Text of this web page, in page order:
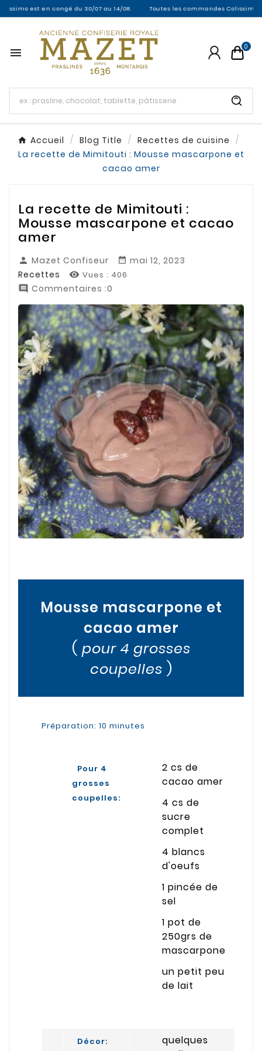
est en congé du 30/07 au 14/08. Toutes les commandes Colissimo entre
 0
Accueil Blog Title
Recettes de cuisine
La recette de Mimitouti : Mousse mascarpone et
cacao amer
La recette de Mimitouti :
Mousse mascarpone et cacao
amer
 Mazet Confiseur  mai 12, 2023
Recettes
 Vues : 406
 Commentaires :0
Mousse mascarpone et
cacao amer
( pour 4 grosses
coupelles )
Préparation: 10 minutes
Pour 4
grosses
coupelles:
2 cs de
cacao amer
4 cs de
sucre
complet
4 blancs
d'oeufs
1 pincée de
sel
1 pot de
250grs de
mascarpone
un petit peu
de lait
Décor:
quelques